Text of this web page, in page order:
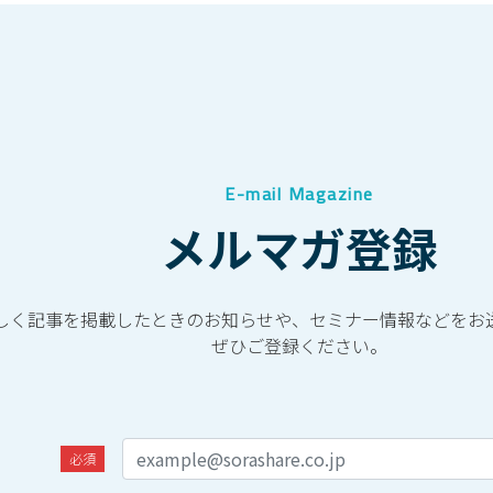
E-mail Magazine
メルマガ登録
く記事を掲載したときのお知らせや、セミナー情報などをお
ぜひご登録ください。
必須